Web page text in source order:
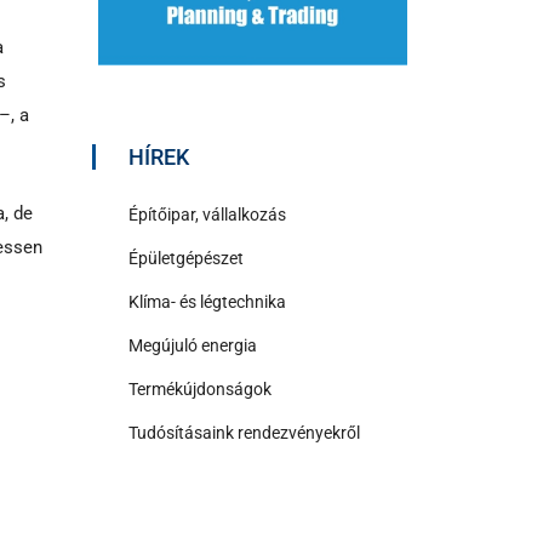
a
de
HÍREK
Építőipar, vállalkozás
Épületgépészet
Klíma- és légtechnika
Megújuló energia
Termékújdonságok
Tudósításaink rendezvényekről